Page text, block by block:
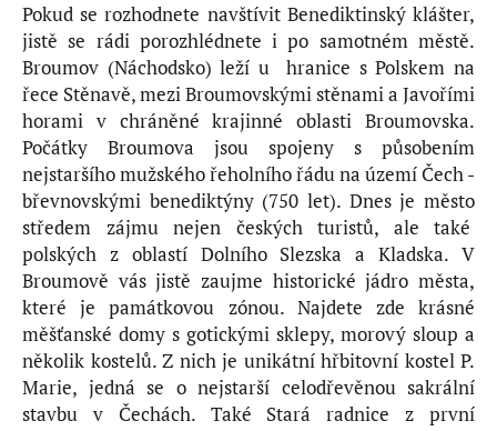
Pokud se rozhodnete navštívit Benediktinský klášter,
jistě se rádi porozhlédnete i po samotném městě.
Broumov (Náchodsko) leží u hranice s Polskem na
řece Stěnavě, mezi Broumovskými stěnami a Javořími
horami v chráněné krajinné oblasti Broumovska.
Počátky Broumova jsou spojeny s působením
nejstaršího mužského řeholního řádu na území Čech -
břevnovskými benediktýny (750 let). Dnes je město
středem zájmu nejen českých turistů, ale také
polských z oblastí Dolního Slezska a Kladska. V
Broumově vás jistě zaujme historické jádro města,
které je památkovou zónou. Najdete zde krásné
měšťanské domy s gotickými sklepy, morový sloup a
několik kostelů. Z nich je unikátní hřbitovní kostel P.
Marie, jedná se o nejstarší celodřevěnou sakrální
stavbu v Čechách. Také Stará radnice z první